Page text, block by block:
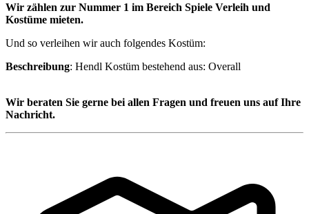
Wir zählen zur Nummer 1 im Bereich Spiele Verleih und
Kostüme mieten.
Und so verleihen wir auch folgendes Kostüm:
Beschreibung: Hendl Kostüm bestehend aus: Overall
Wir beraten Sie gerne bei allen Fragen und freuen uns auf Ihre
Nachricht.